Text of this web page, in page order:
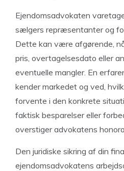
Ejendomsadvokaten
sælgers repræsentanter og
Dette kan være afgørende,
pris, overtagelsesdato eller
eventuelle mangler. En
kender markedet og ved,
forvente i den konkrete
faktisk besparelser eller
overstiger advokatens
Den juridiske sikring af din
ejendomsadvokatens